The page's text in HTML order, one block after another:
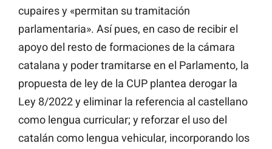
cupaires y «permitan su tramitación
parlamentaria». Así pues, en caso de recibir el
apoyo del resto de formaciones de la cámara
catalana y poder tramitarse en el Parlamento, la
propuesta de ley de la CUP plantea derogar la
Ley 8/2022 y eliminar la referencia al castellano
como lengua curricular; y reforzar el uso del
catalán como lengua vehicular, incorporando los